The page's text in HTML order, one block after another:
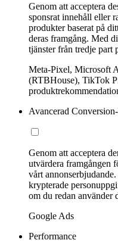
Genom att acceptera
sponsrat innehåll eller
produkter baserat på
deras framgång. Med
tjänster från tredje part
Meta-Pixel, Microsoft
(RTBHouse), TikTok
Avancerad
Genom att acceptera
utvärdera framgången
vårt
krypterade
om du redan använder
Google Ads
Performance